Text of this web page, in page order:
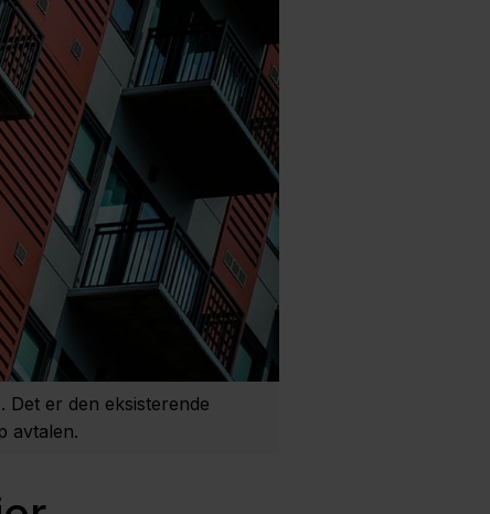
Det er den eksisterende
avtalen.